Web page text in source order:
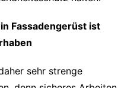
Fassadengerüst ist
sehr strenge